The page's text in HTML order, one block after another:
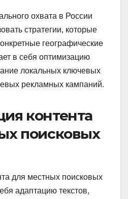
охвата в России
стратегии, которые
географические
в себя оптимизацию
локальных ключевых
рекламных кампаний.
контента
поисковых
для местных поисковых
адаптацию текстов,